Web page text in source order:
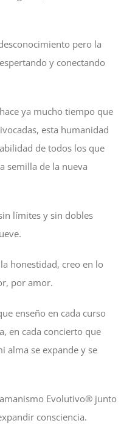
pero la
y conectando
ya mucho tiempo que
esta humanidad
de todos los que
semilla de la nueva
límites y sin dobles
honestidad, creo en lo
por amor.
enseño en cada curso
en cada concierto que
alma se expande y se
Evolutivo® junto
consciencia.